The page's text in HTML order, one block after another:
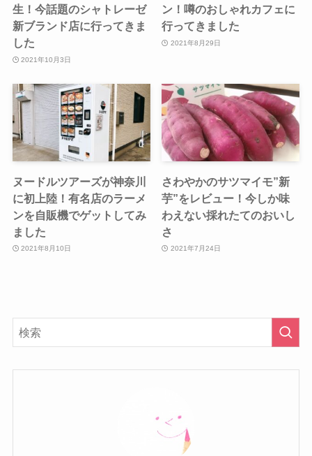
生！今話題のシャトレーゼ
新ブランド店に行ってきま
した
2021年10月3日
ン！噂のおしゃれカフェに
行ってきました
2021年8月29日
ヌードルツアーズが神奈川
に初上陸！有名店のラーメ
ンを自販機でゲットしてみ
ました
2021年8月10日
さわやかのサツマイモ”新
芋”をレビュー！今しか味
わえない採れたてのおいし
さ
2021年7月24日